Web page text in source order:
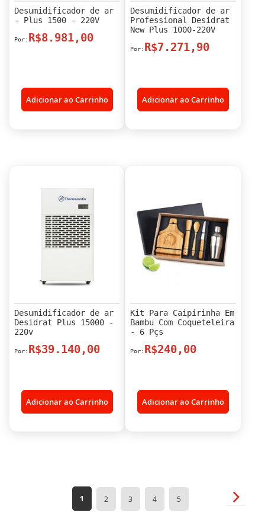
Desumidificador de ar
- Plus 1500 - 220V
R$8.981,00
Adicionar ao Carrinho
Desumidificador de ar
Professional Desidrat
New Plus 1000-220V
R$7.271,90
Adicionar ao Carrinho
Desumidificador de ar
Desidrat Plus 15000 -
220v
R$39.140,00
Adicionar ao Carrinho
Kit Para Caipirinha Em
Bambu Com Coqueteleira
- 6 Pçs
R$240,00
Adicionar ao Carrinho
Página
Você
1 Página
2 Página
3 Página
4 Página
5